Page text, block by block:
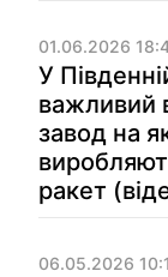
01.06.2026
У
важливий
завод на
ракет
06.05.2026